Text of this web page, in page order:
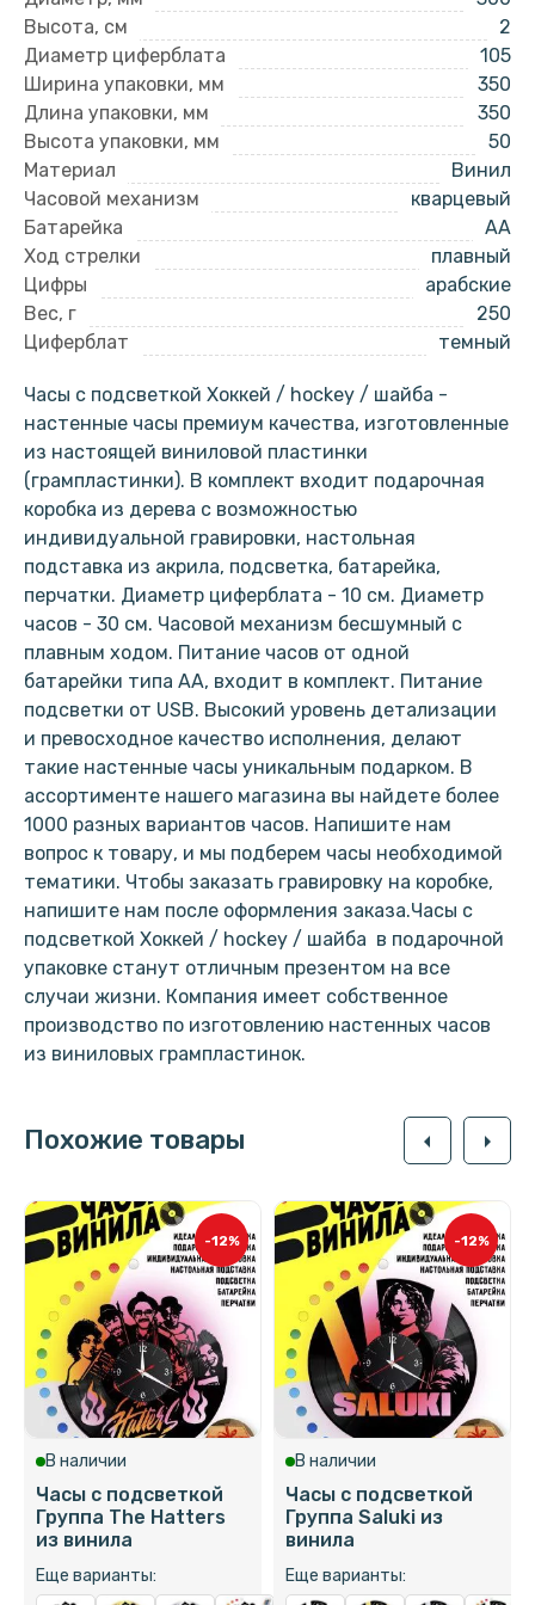
Высота, см
2
Диаметр циферблата
105
Ширина упаковки, мм
350
Длина упаковки, мм
350
Высота упаковки, мм
50
Материал
Винил
Часовой механизм
кварцевый
Батарейка
AA
Ход стрелки
плавный
Цифры
арабские
Вес, г
250
Циферблат
темный
Часы с подсветкой Хоккей / hockey / шайба -
настенные часы премиум качества, изготовленные
из настоящей виниловой пластинки
(грампластинки). В комплект входит подарочная
коробка из дерева с возможностью
индивидуальной гравировки, настольная
подставка из акрила, подсветка, батарейка,
перчатки. Диаметр циферблата - 10 см. Диаметр
часов - 30 см. Часовой механизм бесшумный с
плавным ходом. Питание часов от одной
батарейки типа АА, входит в комплект. Питание
подсветки от USB. Высокий уровень детализации
и превосходное качество исполнения, делают
такие настенные часы уникальным подарком. В
ассортименте нашего магазина вы найдете более
1000 разных вариантов часов. Напишите нам
вопрос к товару, и мы подберем часы необходимой
тематики. Чтобы заказать гравировку на коробке,
напишите нам после оформления заказа.Часы с
подсветкой Хоккей / hockey / шайба в подарочной
упаковке станут отличным презентом на все
случаи жизни. Компания имеет собственное
производство по изготовлению настенных часов
из виниловых грампластинок.
Похожие товары arrow_left arrow_right
-12%
В наличии
Часы с подсветкой
Группа The Hatters
из винила
Еще варианты:
-12%
В наличии
Часы с подсветкой
Группа Saluki из
винила
Еще варианты: